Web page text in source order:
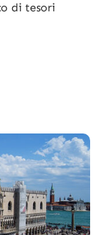
di tesori